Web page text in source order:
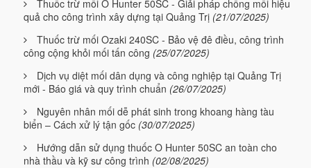
Thuốc trừ mối O Hunter 50SC - Giải pháp chống mối hiệu
quả cho công trình xây dựng tại Quảng Trị (21/07/2025)
Thuốc trừ mối Ozaki 240SC - Bảo vệ đê điều, công trình
công cộng khỏi mối tấn công (25/07/2025)
Dịch vụ diệt mối dân dụng và công nghiệp tại Quảng Trị
mới - Báo giá và quy trình chuẩn (26/07/2025)
Nguyên nhân mối dễ phát sinh trong khoang hàng tàu
biển – Cách xử lý tận gốc (30/07/2025)
Hướng dẫn sử dụng thuốc O Hunter 50SC an toàn cho
nhà thầu và kỹ sư công trình (02/08/2025)